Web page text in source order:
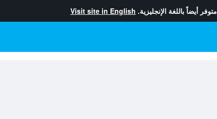
متوفر أيضاً باللغة الإنجليزية. Visit site in English